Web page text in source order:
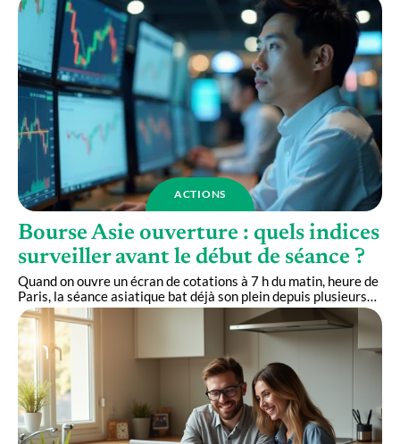
ACTIONS
Bourse Asie ouverture : quels indices
surveiller avant le début de séance ?
Quand on ouvre un écran de cotations à 7 h du matin, heure de
Paris, la séance asiatique bat déjà son plein depuis plusieurs…